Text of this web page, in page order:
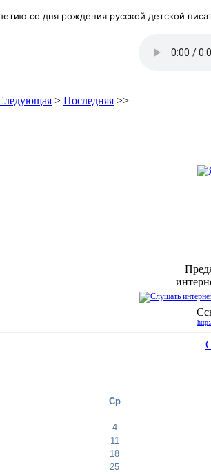
со дня рождения русской детской
> Последняя >>
Ср
4
11
18
25